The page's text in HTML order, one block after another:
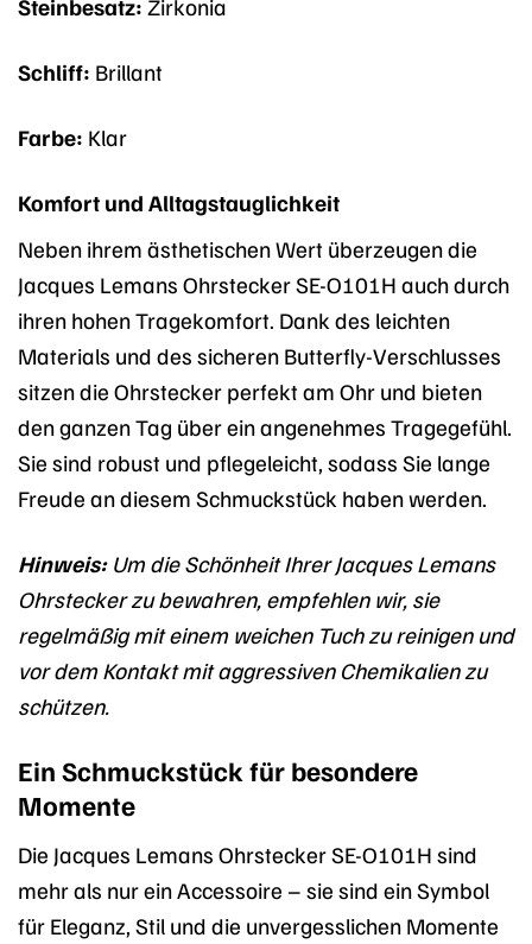
Steinbesatz: Zirkonia
Schliff: Brillant
Farbe: Klar
Komfort und Alltagstauglichkeit
Neben ihrem ästhetischen Wert überzeugen die
Jacques Lemans Ohrstecker SE-O101H auch durch
ihren hohen Tragekomfort. Dank des leichten
Materials und des sicheren Butterfly-Verschlusses
sitzen die Ohrstecker perfekt am Ohr und bieten
den ganzen Tag über ein angenehmes Tragegefühl.
Sie sind robust und pflegeleicht, sodass Sie lange
Freude an diesem Schmuckstück haben werden.
Hinweis:Um die Schönheit Ihrer Jacques Lemans
Ohrstecker zu bewahren, empfehlen wir, sie
regelmäßig mit einem weichen Tuch zu reinigen und
vor dem Kontakt mit aggressiven Chemikalien zu
schützen.
Ein Schmuckstück für besondere
Momente
Die Jacques Lemans Ohrstecker SE-O101H sind
mehr als nur ein Accessoire – sie sind ein Symbol
für Eleganz, Stil und die unvergesslichen Momente